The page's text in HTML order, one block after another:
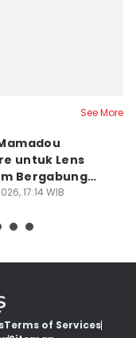
See More
untuk Lens
Bergabung
Brentford
17:14 WIB
Terms of Services